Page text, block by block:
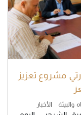
مشروع تعزيز
والبيئة الأخبار